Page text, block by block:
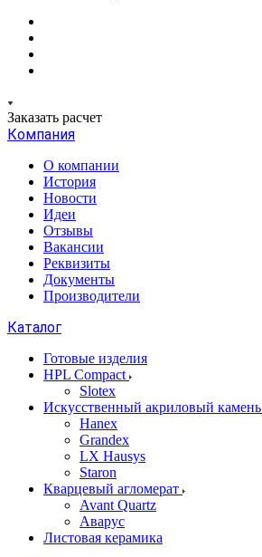
Заказать расчет
Компания
О компании
История
Новости
Идеи
Отзывы
Вакансии
Реквизиты
Документы
Производители
Каталог
Готовые изделия
HPL Compact
Slotex
Искусственный акриловый камень
Hanex
Grandex
LX Hausys
Staron
Кварцевый агломерат
Avant Quartz
Аварус
Листовая керамика